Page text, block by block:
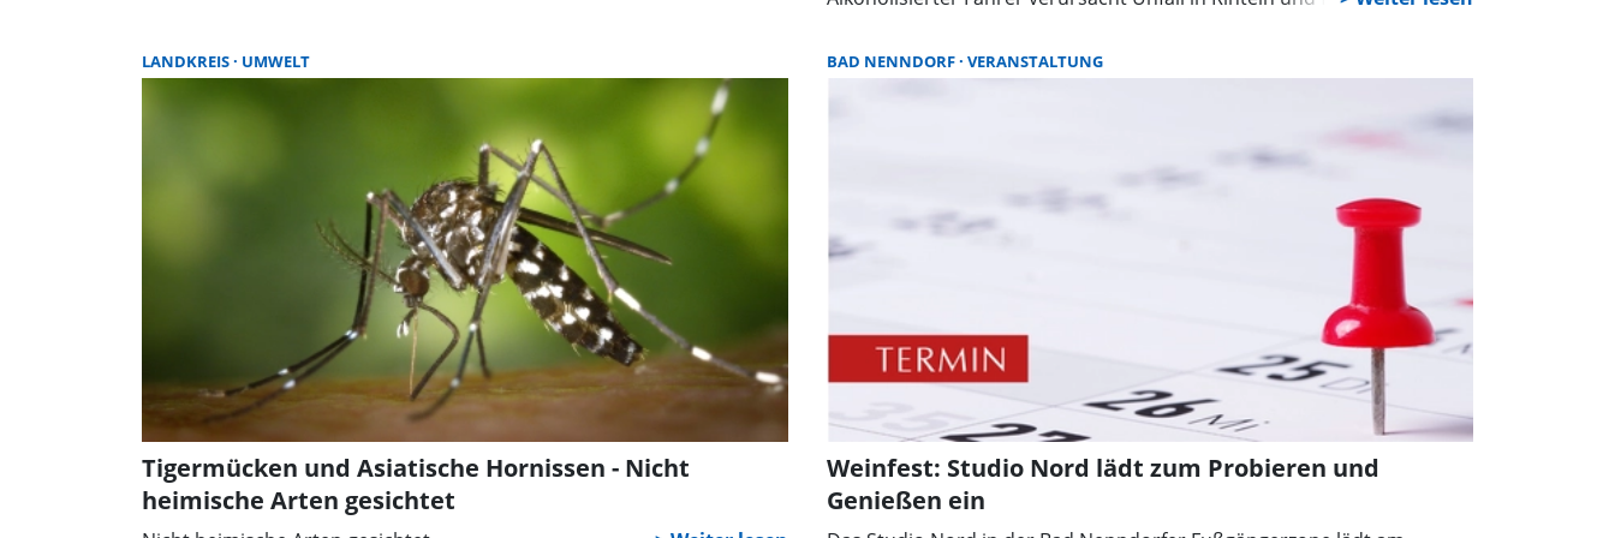
LANDKREIS UMWELT
Tigermücken und Asiatische Hornissen - Nicht
heimische Arten gesichtet
BAD NENNDORF VERANSTALTUNG
Weinfest: Studio Nord lädt zum Probieren und
Genießen ein